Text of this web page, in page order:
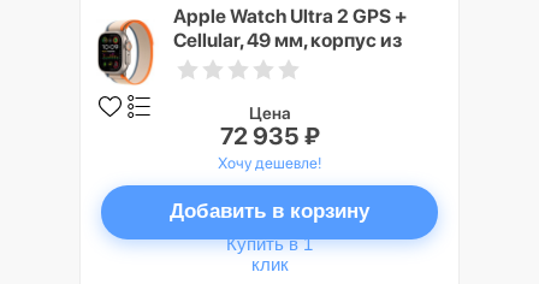
Apple Watch Ultra 2 GPS +
Cellular, 49 мм, корпус из
титана, ремешок Trail
размер S/M
Цена
72 935 ₽
Хочу дешевле!
Добавить в корзину
Купить в 1
клик